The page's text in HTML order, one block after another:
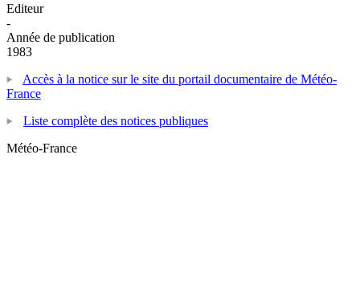
Editeur
-
Année de publication
1983
Accès à la notice sur le site du portail documentaire de Météo-
France
Liste complète des notices publiques
Météo-France